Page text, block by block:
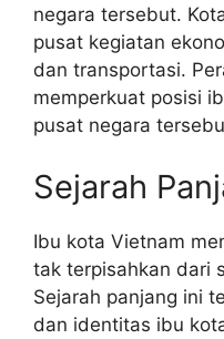
negara tersebut.
pusat kegiatan
dan transportasi.
memperkuat posisi
pusat negara
Sejarah
Ibu kota Vietnam
tak terpisahkan dari
Sejarah panjang ini
dan identitas ibu